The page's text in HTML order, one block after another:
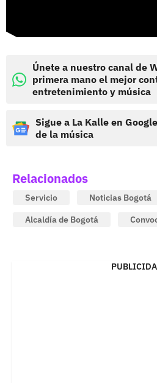
Únete a nuestro canal de
primera mano el mejor
entretenimiento y música
Sigue a La Kalle en
de la música
Relacionados
Servicio
Noticias Bogotá
Alcaldía de Bogotá